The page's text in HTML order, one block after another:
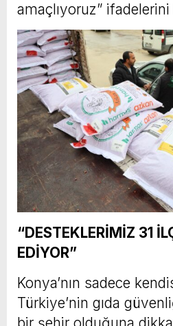
amaçlıyoruz” ifadelerini
“DESTEKLERİMİZ 31
EDİYOR”
Konya’nın sadece
Türkiye’nin gıda